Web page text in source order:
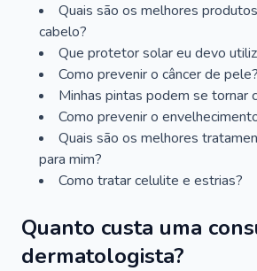
Quais são os melhores
cabelo?
Que protetor solar eu devo
Como prevenir o câncer de pele?
Minhas pintas podem se tornar
Como prevenir o
Quais são os melhores
para mim?
Como tratar celulite e estrias?
Quanto custa uma
dermatologista?